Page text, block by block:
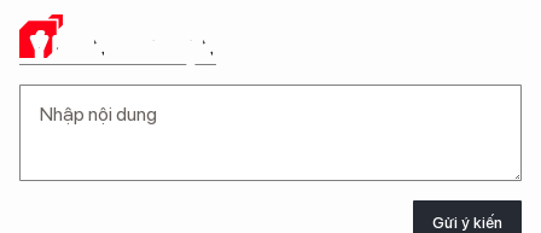
Ý KIẾN CỦA BẠN
Gửi ý kiến